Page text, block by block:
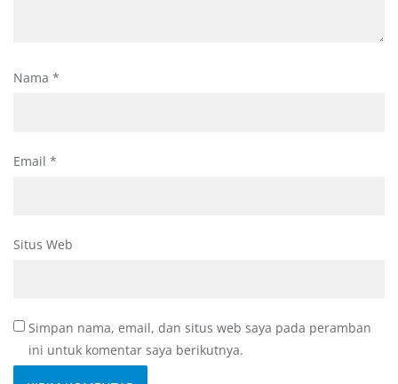
Nama *
Email *
Situs Web
Simpan nama, email, dan situs web saya pada peramban
ini untuk komentar saya berikutnya.